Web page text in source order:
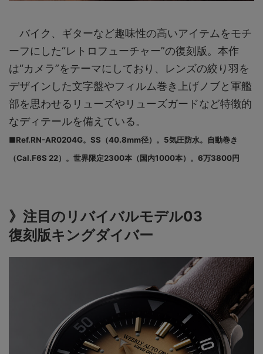
バイク、ギターなど趣味性の高いアイテムをモチ
ーフにした“レトロフューチャー”の復刻版。本作
は“カメラ”をテーマにしており、レンズの絞り羽を
デザインした文字盤やフィルム巻き上げノブと軍艦
部を思わせるリューズやリューズガードなど特徴的
なディテールを備えている。
■Ref.RN-AR0204G。SS（40.8mm径）。5気圧防水。自動巻き
（Cal.F6S 22）。世界限定2300本（国内1000本）。6万3800円
》注目のリバイバルモデル03
復刻版キングダイバー